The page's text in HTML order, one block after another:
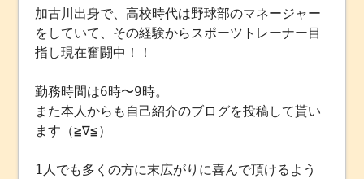
加古川出身で、高校時代は野球部のマネージャー
をしていて、その経験からスポーツトレーナー目
指し現在奮闘中！！
勤務時間は6時〜9時。
また本人からも自己紹介のブログを投稿して貰い
ます（≧∇≦）
1人でも多くの方に末広がりに喜んで頂けるよう